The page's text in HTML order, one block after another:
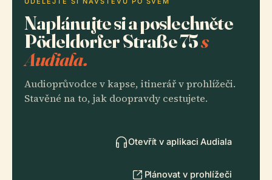
Naplánujte si a poslechněte
Pödeldorfer Straße 75s
Audiala.
Audioprůvodce v kapse, itinerář v prohlížeči.
Stavěné na to, jak doopravdy cestujete.
Otevřít v aplikaci Audiala
Plánovat v prohlížeči